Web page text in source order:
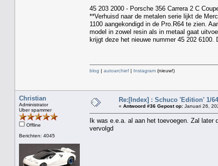
45 203 2000 - Porsche 356 Carrera 2 C
**Verhuisd naar de metalen serie lijkt de
1100 aangekondigd in de Pro.R64 te zien.
model in zowel resin als in metaal gaat
krijgt deze het nieuwe nummer 45 202
blog | autoarchief | Instagram (nieuw!)
Christian
Administrator
Uber spammer
Offline
Berichten: 4045
Re:[Index] : Schuco 'Edition' 1/
« Antwoord #36 Gepost op: Januari 26,
Ik was e.e.a. al aan het toevoegen. Zal later
vervolgd